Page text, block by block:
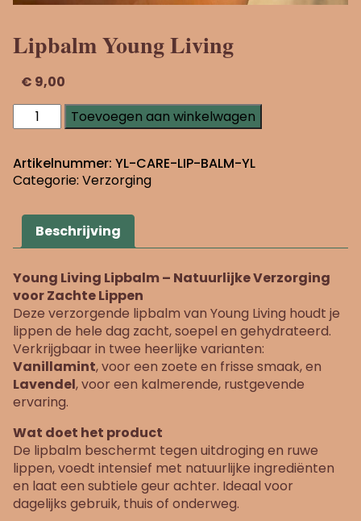
Lipbalm Young Living
€ 9,00
Lipbalm
Young
aantal
Toevoegen aan winkelwagen
Artikelnummer: YL-CARE-LIP-BALM-YL
Categorie: Verzorging
Beschrijving
Young Living Lipbalm – Natuurlijke Verzorging
voor Zachte Lippen
Deze verzorgende lipbalm van Young Living houdt je
lippen de hele dag zacht, soepel en gehydrateerd.
Verkrijgbaar in twee heerlijke varianten:
Vanillamint, voor een zoete en frisse smaak, en
Lavendel, voor een kalmerende, rustgevende
ervaring.
Wat doet het product
De lipbalm beschermt tegen uitdroging en ruwe
lippen, voedt intensief met natuurlijke ingrediënten
en laat een subtiele geur achter. Ideaal voor
dagelijks gebruik, thuis of onderweg.